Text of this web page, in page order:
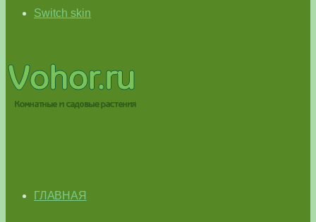
Switch skin
ГЛАВНАЯ